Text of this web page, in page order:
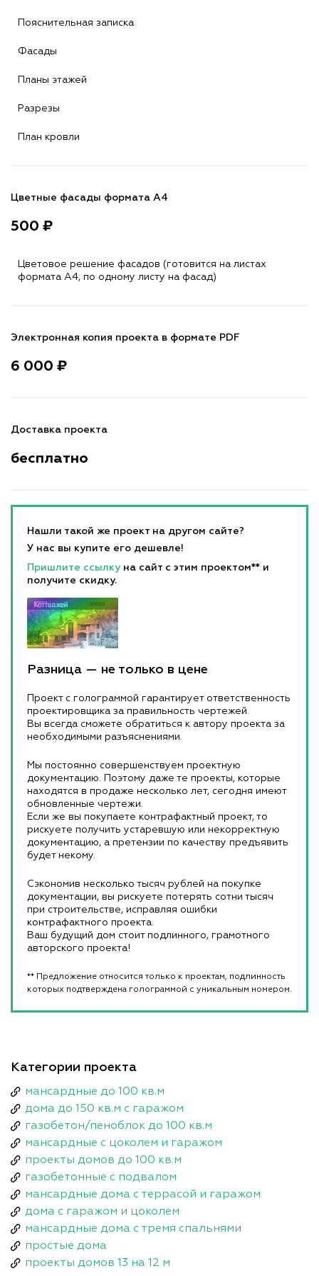
Пояснительная записка
Фасады
Планы этажей
Разрезы
План кровли
Цветные фасады формата А4
500 ₽
Цветовое решение фасадов (готовится на листах
формата A4, по одному листу на фасад)
Электронная копия проекта в формате PDF
6 000 ₽
Доставка проекта
бесплатно
Нашли такой же проект на другом сайте?
У нас вы купите его дешевле!
Пришлите ссылку на сайт с этим проектом** и
получите скидку.
Разница — не только в цене
Проект с голограммой гарантирует ответственность
проектировщика за правильность чертежей.
Вы всегда сможете обратиться к автору проекта за
необходимыми разъяснениями.
Мы постоянно совершенствуем проектную
документацию. Поэтому даже те проекты, которые
находятся в продаже несколько лет, сегодня имеют
обновленные чертежи.
Если же вы покупаете контрафактный проект, то
рискуете получить устаревшую или некорректную
документацию, а претензии по качеству предъявить
будет некому.
Сэкономив несколько тысяч рублей на покупке
документации, вы рискуете потерять сотни тысяч
при строительстве, исправляя ошибки
контрафактного проекта.
Ваш будущий дом стоит подлинного, грамотного
авторского проекта!
** Предложение относится только к проектам, подлинность
которых подтверждена голограммой с уникальным номером.
Категории проекта
мансардные до 100 кв.м
дома до 150 кв.м с гаражом
газобетон/пеноблок до 100 кв.м
мансардные с цоколем и гаражом
проекты домов до 100 кв.м
газобетонные с подвалом
мансардные дома с террасой и гаражом
дома с гаражом и цоколем
мансардные дома с тремя спальнями
простые дома
проекты домов 13 на 12 м